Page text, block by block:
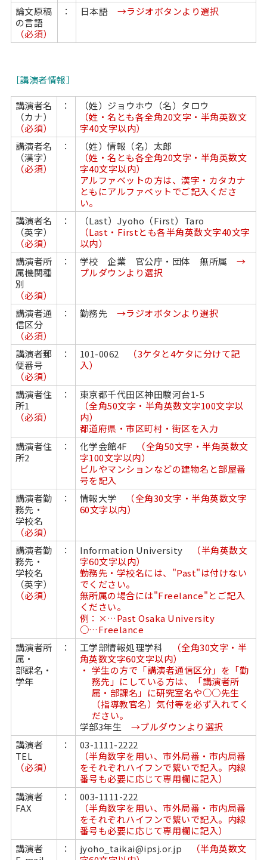
論文原稿
の言語
（必須）
： 日本語 →ラジオボタンより選択
［講演者情報］
講演者名
（カナ）
（必須）
：
（姓）ジョウホウ（名）タロウ
（姓・名とも各全角20文字・半角英数文
字40文字以内）
講演者名
（漢字）
（必須）
：
（姓）情報（名）太郎
（姓・名とも各全角20文字・半角英数文
字40文字以内）
アルファベットの方は、漢字・カタカナ
ともにアルファベットでご記入くださ
い。
講演者名
（英字）
（必須）
：
（Last）Jyoho（First）Taro
（Last・Firstとも各半角英数文字40文字
以内）
講演者所
属機関種
別
（必須）
： 学校 企業 官公庁・団体 無所属 →
プルダウンより選択
講演者通
信区分
（必須）
： 勤務先 →ラジオボタンより選択
講演者郵
便番号
（必須）
： 101-0062 （3ケタと4ケタに分けて記
入）
講演者住
所1
（必須）
：
東京都千代田区神田駿河台1-5
（全角50文字・半角英数文字100文字以
内）
都道府県・市区町村・街区を入力
講演者住
所2
： 化学会館4F （全角50文字・半角英数文
字100文字以内）
ビルやマンションなどの建物名と部屋番
号を記入
講演者勤
務先・
学校名
（必須）
： 情報大学 （全角30文字・半角英数文字
60文字以内）
講演者勤
務先・
学校名
（英字）
（必須）
： Information University （半角英数文
字60文字以内）
勤務先・学校名には、"Past"は付けない
でください。
無所属の場合には"Freelance"とご記入
ください。
例：×…Past Osaka University
○…Freelance
講演者所
属・
部課名・
学年
： 工学部情報処理学科 （全角30文字・半
角英数文字60文字以内）
学生の方で「講演者通信区分」を「勤
務先」にしている方は、「講演者所
属・部課名」に研究室名や○○先生
（指導教官名）気付等を必ず入れてく
ださい。
学部3年生 →プルダウンより選択
講演者
TEL
（必須）
：
03-1111-2222
（半角数字を用い、市外局番・市内局番
をそれぞれハイフンで繋いで記入。内線
番号も必要に応じて専用欄に記入）
講演者
FAX
：
003-1111-222
（半角数字を用い、市外局番・市内局番
をそれぞれハイフンで繋いで記入。内線
番号も必要に応じて専用欄に記入）
講演者
： jyoho_taikai@ipsj.or.jp （半角英数文